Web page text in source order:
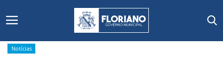
Notícias